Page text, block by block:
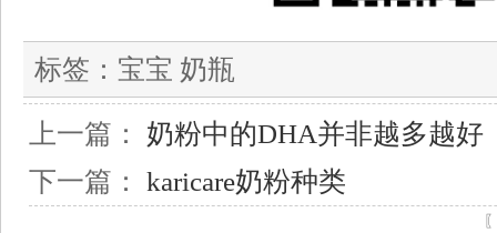
标签： 宝宝 奶瓶
上一篇： 奶粉中的DHA并非越多越好
下一篇： karicare奶粉种类